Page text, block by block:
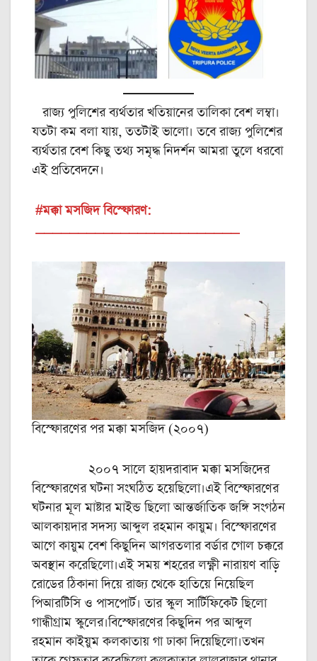
রাজ্য পুলিশের ব্যর্থতার খতিয়ানের তালিকা বেশ লম্বা।
যতটা কম বলা যায়, ততটাই ভালো। তবে রাজ্য পুলিশের
ব্যর্থতার বেশ কিছু তথ্য সমৃদ্ধ নিদর্শন আমরা তুলে ধরবো
এই প্রতিবেদনে।
#মক্কা মসজিদ বিস্ফোরণ:
________________________
বিস্ফোরণের পর মক্কা মসজিদ (২০০৭)
২০০৭ সালে হায়দরাবাদ মক্কা মসজিদের
বিস্ফোরণের ঘটনা সংঘঠিত হয়েছিলো।এই বিস্ফোরণের
ঘটনার মূল মাষ্টার মাইন্ড ছিলো আন্তর্জাতিক জঙ্গি সংগঠন
আলকায়দার সদস্য আব্দুল রহমান কায়ুম। বিস্ফোরণের
আগে কায়ুম বেশ কিছুদিন আগরতলার বর্ডার গোল চক্করে
অবস্থান করেছিলো।এই সময় শহরের লক্ষ্ণী নারায়ণ বাড়ি
রোডের ঠিকানা দিয়ে রাজ্য থেকে হাতিয়ে নিয়েছিল
পিআরটিসি ও পাসপোর্ট। তার স্কুল সার্টিফিকেট ছিলো
গান্ধীগ্রাম স্কুলের।বিস্ফোরণের কিছুদিন পর আব্দুল
রহমান কাইয়ুম কলকাতায় গা ঢাকা দিয়েছিলো।তখন